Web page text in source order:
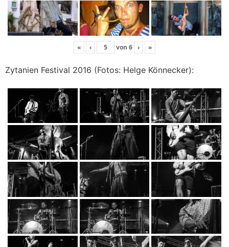
« ‹ von 6 › »
Zytanien Festival 2016 (Fotos: Helge Könnecker):